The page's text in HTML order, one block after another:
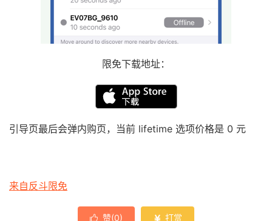
限免下载地址：
引导页最后会弹内购页，当前 lifetime 选项价格是 0 元
来自反斗限免
 赞(0)  打赏